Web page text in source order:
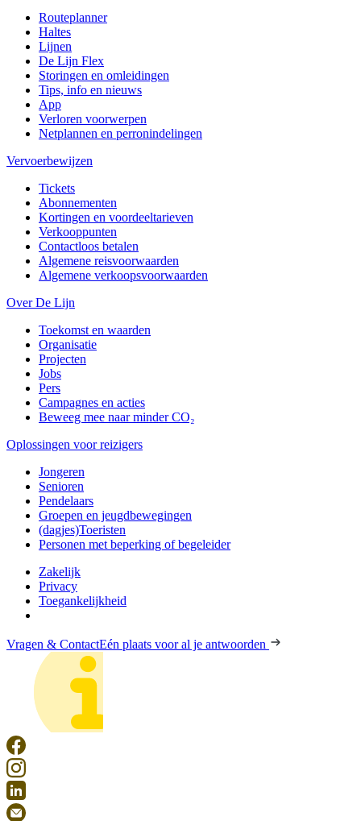
Routeplanner
Haltes
Lijnen
De Lijn Flex
Storingen en omleidingen
Tips, info en nieuws
App
Verloren voorwerpen
Netplannen en perronindelingen
Vervoerbewijzen
Tickets
Abonnementen
Kortingen en voordeeltarieven
Verkooppunten
Contactloos betalen
Algemene reisvoorwaarden
Algemene verkoopsvoorwaarden
Over De Lijn
Toekomst en waarden
Organisatie
Projecten
Jobs
Pers
Campagnes en acties
Beweeg mee naar minder CO₂
Oplossingen voor reizigers
Jongeren
Senioren
Pendelaars
Groepen en jeugdbewegingen
(dagjes)Toeristen
Personen met beperking of begeleider
Zakelijk
Privacy
Toegankelijkheid
Vragen & ContactEén plaats voor al je antwoorden